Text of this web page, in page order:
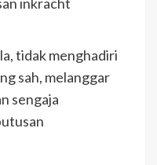
inkracht
tidak menghadiri
sah, melanggar
sengaja